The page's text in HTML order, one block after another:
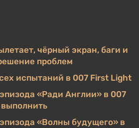
чёрный экран, баги и
проблем
испытаний в 007 First Light
«Ради Англии» в 007
«Волны будущего» в